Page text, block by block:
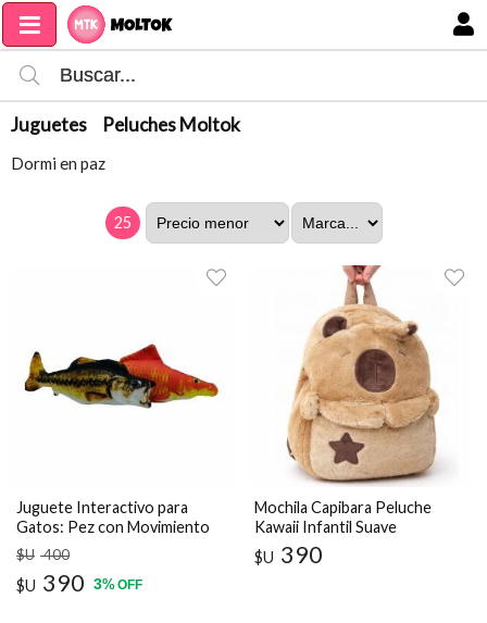
Juguetes Peluches Moltok
Dormi en paz
25
Juguete Interactivo para
Gatos: Pez con Movimiento
Recargable USB
$U 400
$U 390 3%OFF
Mochila Capibara Peluche
Kawaii Infantil Suave
$U 390